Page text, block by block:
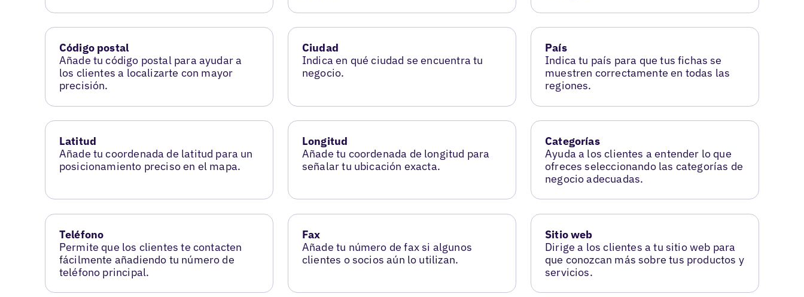
Código postal
Añade tu código postal para ayudar a
los clientes a localizarte con mayor
precisión.
Ciudad
Indica en qué ciudad se encuentra tu
negocio.
País
Indica tu país para que tus fichas se
muestren correctamente en todas las
regiones.
Latitud
Añade tu coordenada de latitud para un
posicionamiento preciso en el mapa.
Longitud
Añade tu coordenada de longitud para
señalar tu ubicación exacta.
Categorías
Ayuda a los clientes a entender lo que
ofreces seleccionando las categorías de
negocio adecuadas.
Teléfono
Permite que los clientes te contacten
fácilmente añadiendo tu número de
teléfono principal.
Fax
Añade tu número de fax si algunos
clientes o socios aún lo utilizan.
Sitio web
Dirige a los clientes a tu sitio web para
que conozcan más sobre tus productos y
servicios.